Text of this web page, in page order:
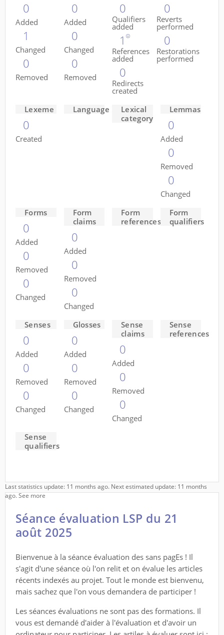
0
Added
1
Changed
0
Removed
0
Added
0
Changed
0
Removed
0
Qualifiers
added
1
References
added
0
Redirects
created
0
Reverts
performed
0
Restorations
performed
Lexeme
0
Created
Language
Lexical
category
Lemmas
0
Added
0
Removed
0
Changed
Forms
0
Added
0
Removed
0
Changed
Form
claims
0
Added
0
Removed
0
Changed
Form
references
Form
qualifiers
Senses
0
Added
0
Removed
0
Changed
Glosses
0
Added
0
Removed
0
Changed
Sense
claims
0
Added
0
Removed
0
Changed
Sense
references
Sense
qualifiers
Last statistics update: 11 months ago. Next estimated update: 11 months
ago.See more
Séance évaluation LSP du 21
août 2025
Bienvenue à la séance évaluation des sans pagEs ! Il
s'agit d'une séance où l'on relit et on évalue les articles
récents indexés au projet. Tout le monde est bienvenu,
mais sachez que l'on vous demandera de participer !
Les séances évaluations ne sont pas des formations. Il
vous est demandé d'aider à l'évaluation et d'avoir un